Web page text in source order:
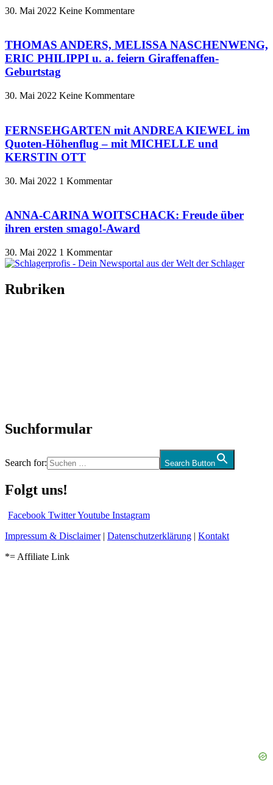
30. Mai 2022 Keine Kommentare
THOMAS ANDERS, MELISSA NASCHENWENG,
ERIC PHILIPPI u. a. feiern Giraffenaffen-
Geburtstag
30. Mai 2022 Keine Kommentare
FERNSEHGARTEN mit ANDREA KIEWEL im
Quoten-Höhenflug – mit MICHELLE und
KERSTIN OTT
30. Mai 2022 1 Kommentar
ANNA-CARINA WOITSCHACK: Freude über
ihren ersten smago!-Award
30. Mai 2022 1 Kommentar
Rubriken
Suchformular
Search for: Search Button
Folgt uns!
Facebook TwitterYoutube Instagram
Impressum & Disclaimer| Datenschutzerklärung | Kontakt
*= Affiliate Link